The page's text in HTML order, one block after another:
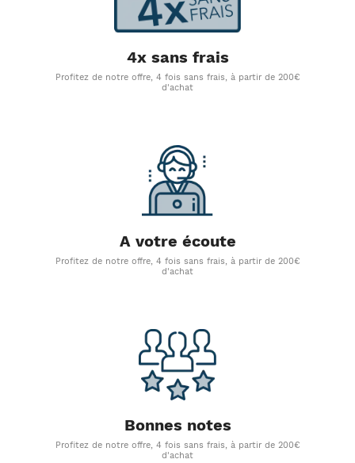
4x sans frais
Profitez de notre offre, 4 fois sans frais, à partir de 200€
d'achat
A votre écoute
Profitez de notre offre, 4 fois sans frais, à partir de 200€
d'achat
Bonnes notes
Profitez de notre offre, 4 fois sans frais, à partir de 200€
d'achat